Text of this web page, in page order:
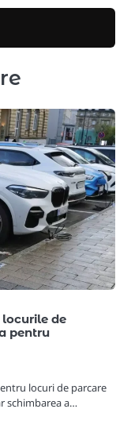
de
pentru
locuri de parcare
schimbarea a…